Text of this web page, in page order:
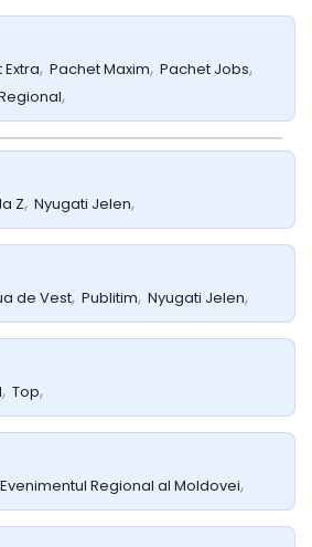
, Pachet Maxim, Pachet Jobs,
,
Z, Nyugati Jelen,
de Vest, Publitim, Nyugati Jelen,
, Top,
Evenimentul Regional al Moldovei,